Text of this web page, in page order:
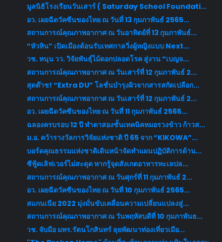
มูลนิธิโรงเรียนวันเสาร์ ( Saturday School Foundati...
อว. เผยฉีดวัคซีนของไทย ณ วันที่ 13 กุมภาพันธ์ 2565...
สถานการณ์คุณภาพอากาศ ณ วันอาทิตย์ที่ 13 กุมภาพันธ์...
“หัวหิน” เปิดเมืองต้อนรับเทศกาลวิ่งผู้หญิงแบบ Next...
วช. หนุน วว. วิจัยพันธุ์ไม้ดอกปลอดโรค สู่งาน “เบญจ...
สถานการณ์คุณภาพอากาศ ณ วันเสาร์ที่ 12 กุมภาพันธ์ 2...
สุดต๊าช! “Extra DU” โลชั่นบำรุงผิวจากสารสกัดเปลือก...
สถานการณ์คุณภาพอากาศ ณ วันเสาร์ที่ 12 กุมภาพันธ์ 2...
อว. เผยฉีดวัคซีนของไทย ณ วันที่ 11 กุมภาพันธ์ 2565...
ฉลองครบรอบ 12 ปี ทำตาสองชั้นเทคนิคหมอรวงข้าว ก้าวส...
ม.อ. คว้ารางวัลการวิจัยแห่งชาติ ปี 65 จาก “KIKOWA”...
บอร์ดคุณธรรมแห่งชาติเดินหน้าจัดทำแผนปฏิบัติการด้าน...
ซีฟู้ดเลิฟเวอร์ไม่สะดุด หากรู้จุดสังเกตอาหารทะเลปล...
สถานการณ์คุณภาพอากาศ ณ วันศุกร์ที่ 11 กุมภาพันธ์ 2...
อว. เผยฉีดวัคซีนของไทย ณ วันที่ 10 กุมภาพันธ์ 2565...
สแกนเนีย 2022 มุ่งมั่นขับเคลื่อนความเปลี่ยนแปลงสู่...
สถานการณ์คุณภาพอากาศ ณ วันพฤหัสบดีที่ 10 กุมภาพันธ...
วช. จับมือ มทร.รัตนโกสินทร์ ลุยพัฒนาท่องเที่ยวเมือ...